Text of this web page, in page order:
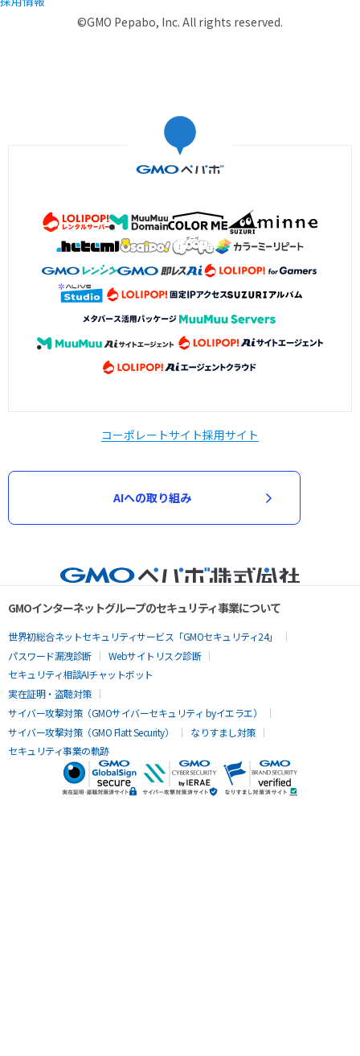
©GMO Pepabo, Inc. All rights reserved.
コーポレートサイト採用サイト
AIへの取り組み
GMOインターネットグループのセキュリティ事業について
世界初総合ネットセキュリティサービス「GMOセキュリティ24」
パスワード漏洩診断
Webサイトリスク診断
セキュリティ相談AIチャットボット
実在証明・盗聴対策
サイバー攻撃対策（GMOサイバーセキュリティ byイエラエ）
サイバー攻撃対策（GMO Flatt Security）
なりすまし対策
セキュリティ事業の軌跡